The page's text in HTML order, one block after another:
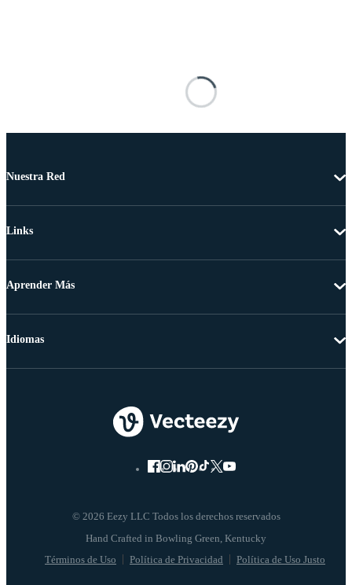
Nuestra Red
Links
Aprender Más
© 2026 Eezy LLC Todos los derechos reservados
Términos de Uso Política de Privacidad Política de Uso Justo
Idiomas